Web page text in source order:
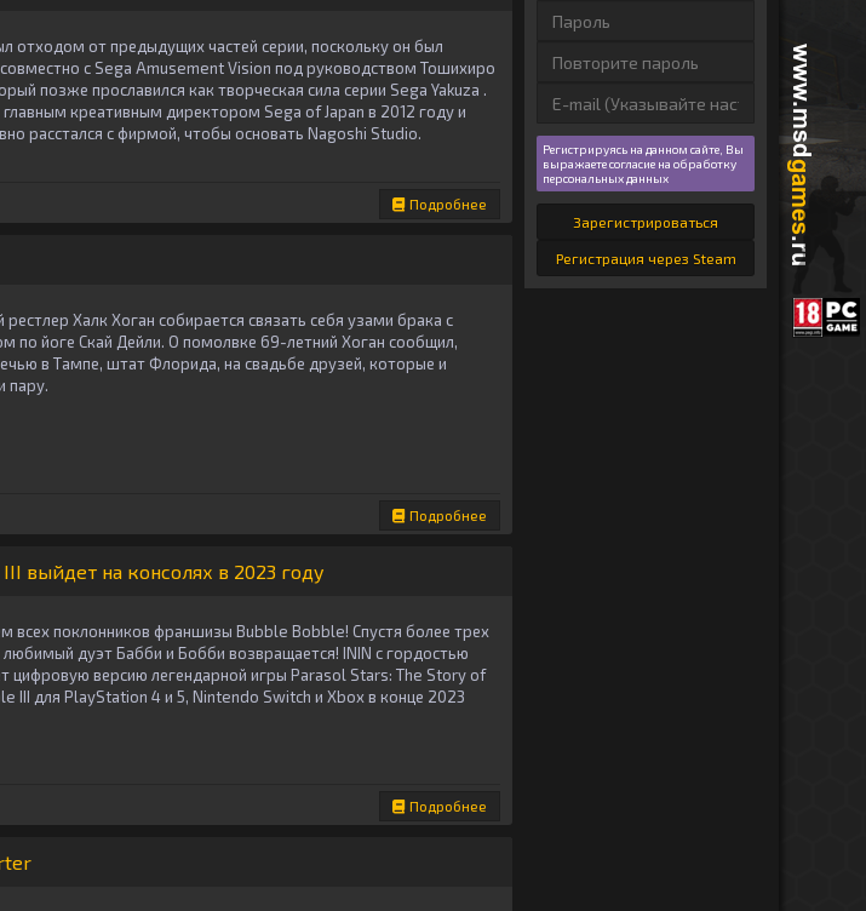
отходом от предыдущих частей серии, поскольку он был
с Sega Amusement Vision под руководством Тошихиро
позже прославился как творческая сила серии Sega Yakuza .
креативным директором Sega of Japan в 2012 году и
расстался с фирмой, чтобы основать Nagoshi Studio.
Подробнее
рестлер Халк Хоган собирается связать себя узами брака с
по йоге Скай Дейли. О помолвке 69-летний Хоган сообщил,
в Тампе, штат Флорида, на свадьбе друзей, которые и
пару.
Подробнее
выйдет на консолях в 2023 году
всех поклонников франшизы Bubble Bobble! Спустя более трех
любимый дуэт Бабби и Бобби возвращается! ININ с гордостью
цифровую версию легендарной игры Parasol Stars: The Story of
III для PlayStation 4 и 5, Nintendo Switch и Xbox в конце 2023
Подробнее
Регистрируясь на данном сайте, Вы
выражаете согласие на обработку
персональных данных
Зарегистрироваться
Регистрация через Steam